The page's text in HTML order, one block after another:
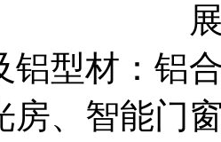
铝型材：铝
房、智能门